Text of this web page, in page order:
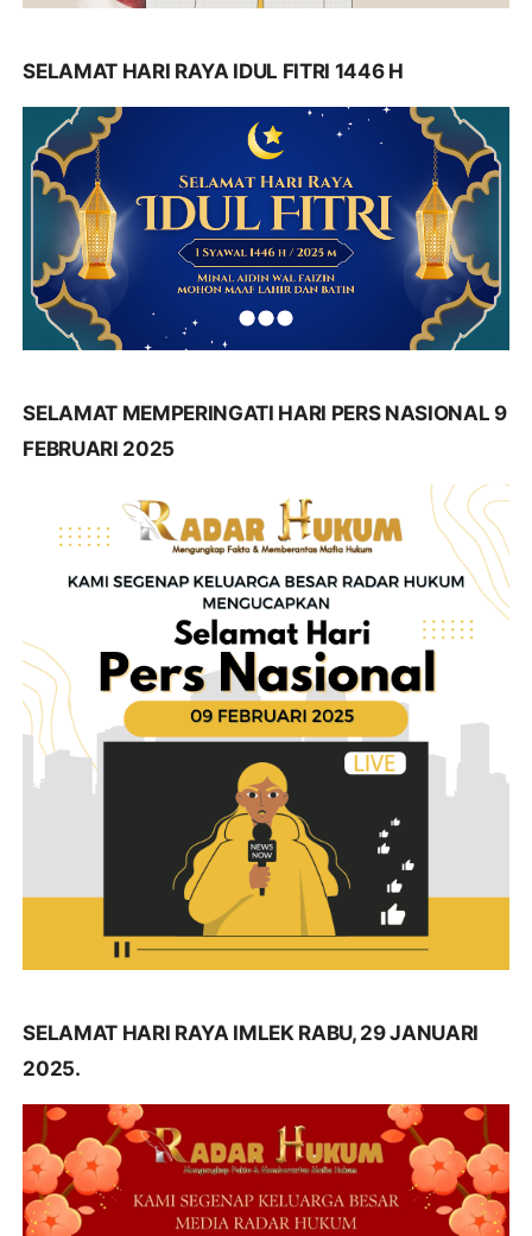
SELAMAT HARI RAYA IDUL FITRI 1446 H
SELAMAT MEMPERINGATI HARI PERS NASIONAL 9
FEBRUARI 2025
SELAMAT HARI RAYA IMLEK RABU, 29 JANUARI
2025.